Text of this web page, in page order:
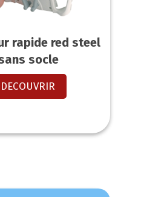
rapide red steel
socle
DECOUVRIR